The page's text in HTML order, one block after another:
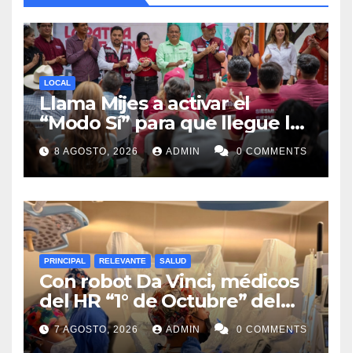
LOCAL
Llama Mijes a activar el
“Modo Sí” para que llegue la
Transformación a Nuevo
León
8 AGOSTO, 2026 ADMIN 0 COMMENTS
PRINCIPAL RELEVANTE SALUD
Con robot Da Vinci, médicos
del HR “1° de Octubre” del
ISSSTE retiran tumor renal a
paciente de 72 años
7 AGOSTO, 2026 ADMIN 0 COMMENTS